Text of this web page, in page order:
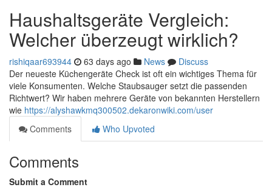
Haushaltsgeräte Vergleich:
Welcher überzeugt wirklich?
rishiqaar693944 63 days ago News
Discuss
Der neueste Küchengeräte Check ist oft ein wichtiges Thema für
viele Konsumenten. Welche Staubsauger setzt die passenden
Richtwert? Wir haben mehrere Geräte von bekannten Herstellern
wie https://alyshawkmq300502.dekaronwiki.com/user
Comments
Who Upvoted
Comments
Submit a Comment